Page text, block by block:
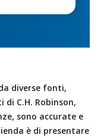
diverse fonti,
C.H. Robinson,
sono accurate e
è di presentare